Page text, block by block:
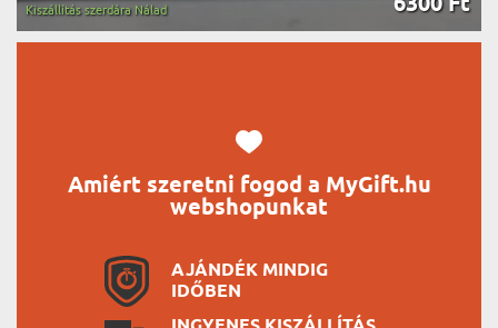
Kiszállítás szerdára Nálad
Amiért szeretni fogod a MyGift.hu
webshopunkat
AJÁNDÉK MINDIG
IDŐBEN